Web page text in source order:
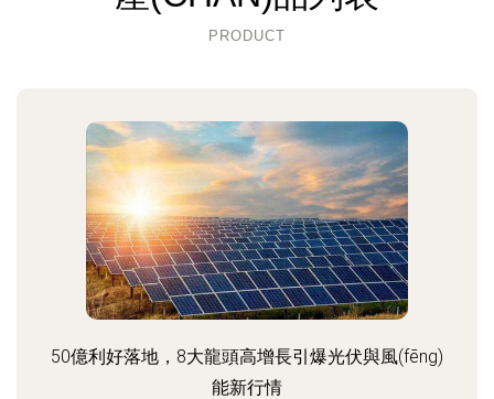
PRODUCT
50億利好落地，8大龍頭高增長引爆光伏與風(fēng)
能新行情